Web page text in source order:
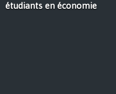
étudiants en économie